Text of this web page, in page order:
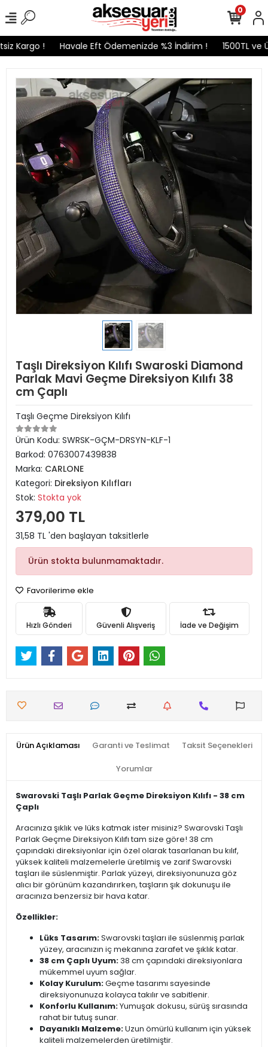
Kargo ! Havale Eft Ödemenizde %3 İndirim ! 1500TL ve
0
Taşlı Direksiyon Kılıfı Swaroski Diamond
Parlak Mavi Geçme Direksiyon Kılıfı 38
cm Çaplı
Taşlı Geçme Direksiyon Kılıfı
Ürün Kodu: SWRSK-GÇM-DRSYN-KLF-1
Barkod: 0763007439838
Marka: CARLONE
Kategori: Direksiyon Kılıfları
Stok: Stokta yok
379,00 TL
31,58 TL 'den başlayan taksitlerle
Ürün stokta bulunmamaktadır.
Favorilerime ekle
Hızlı Gönderi Güvenli Alışveriş İade ve Değişim
Ürün Açıklaması Garanti ve Teslimat Taksit Seçenekleri
Yorumlar
Swarovski Taşlı Parlak Geçme Direksiyon Kılıfı - 38 cm
Çaplı
Aracınıza şıklık ve lüks katmak ister misiniz? Swarovski Taşlı
Parlak Geçme Direksiyon Kılıfı tam size göre! 38 cm
çapındaki direksiyonlar için özel olarak tasarlanan bu kılıf,
yüksek kaliteli malzemelerle üretilmiş ve zarif Swarovski
taşları ile süslenmiştir. Parlak yüzeyi, direksiyonunuza göz
alıcı bir görünüm kazandırırken, taşların şık dokunuşu ile
aracınıza benzersiz bir hava katar.
Özellikler:
Lüks Tasarım:Swarovski taşları ile süslenmiş parlak
yüzey, aracınızın iç mekanına zarafet ve şıklık katar.
38 cm Çaplı Uyum:38 cm çapındaki direksiyonlara
mükemmel uyum sağlar.
Kolay Kurulum:Geçme tasarımı sayesinde
direksiyonunuza kolayca takılır ve sabitlenir.
Konforlu Kullanım:Yumuşak dokusu, sürüş sırasında
rahat bir tutuş sunar.
Dayanıklı Malzeme:Uzun ömürlü kullanım için yüksek
kaliteli malzemelerden üretilmiştir.